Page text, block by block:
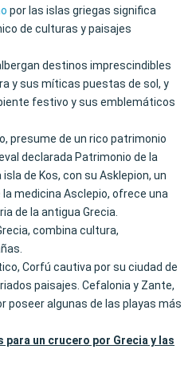
por las islas griegas significa
de culturas y paisajes
destinos imprescindibles
y sus míticas puestas de sol, y
festivo y sus emblemáticos
presume de un rico patrimonio
declarada Patrimonio de la
isla de Kos, con su Asklepion, un
medicina Asclepio, ofrece una
de la antigua Grecia.
combina cultura,
Corfú cautiva por su ciudad de
paisajes. Cefalonia y Zante,
poseer algunas de las playas más
para un crucero por Grecia y las